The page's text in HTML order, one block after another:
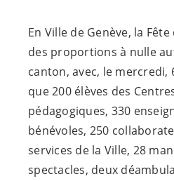
En Ville de Genève, la
des proportions à nulle
canton, avec, le mercredi,
que 200 élèves des
pédagogiques, 330
bénévoles, 250
services de la Ville, 28
spectacles, deux